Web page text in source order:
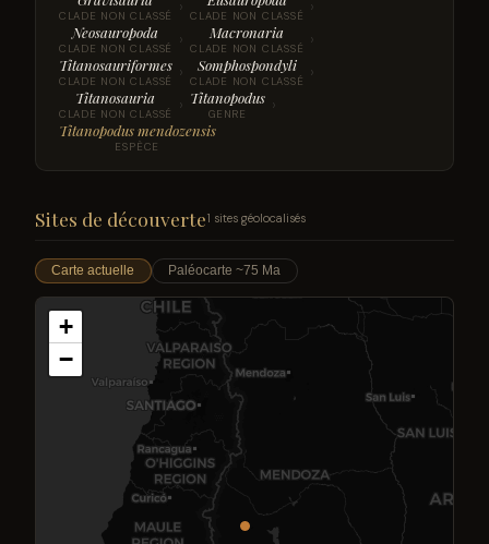
CLADE NON CLASSÉ › CLADE NON CLASSÉ ›
Neosauropoda
CLADE NON CLASSÉ › Macronaria
CLADE NON CLASSÉ ›
Titanosauriformes
CLADE NON CLASSÉ › Somphospondyli
CLADE NON CLASSÉ ›
Titanosauria
CLADE NON CLASSÉ › Titanopodus
GENRE ›
Titanopodus mendozensis
ESPÈCE
Sites de découverte1 sites géolocalisés
Carte actuelle Paléocarte ~75 Ma
+
−